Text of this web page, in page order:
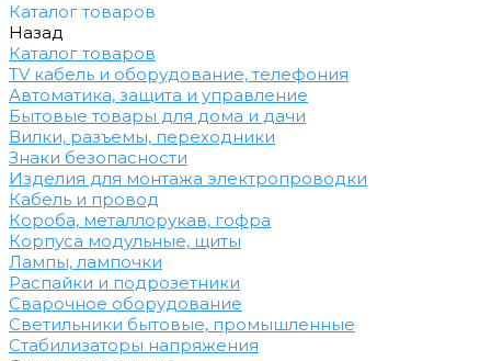
Каталог товаров
Назад
Каталог товаров
TV кабель и оборудование, телефония
Автоматика, защита и управление
Бытовые товары для дома и дачи
Вилки, разъемы, переходники
Знаки безопасности
Изделия для монтажа электропроводки
Кабель и провод
Короба, металлорукав, гофра
Корпуса модульные, щиты
Лампы, лампочки
Распайки и подрозетники
Сварочное оборудование
Светильники бытовые, промышленные
Стабилизаторы напряжения